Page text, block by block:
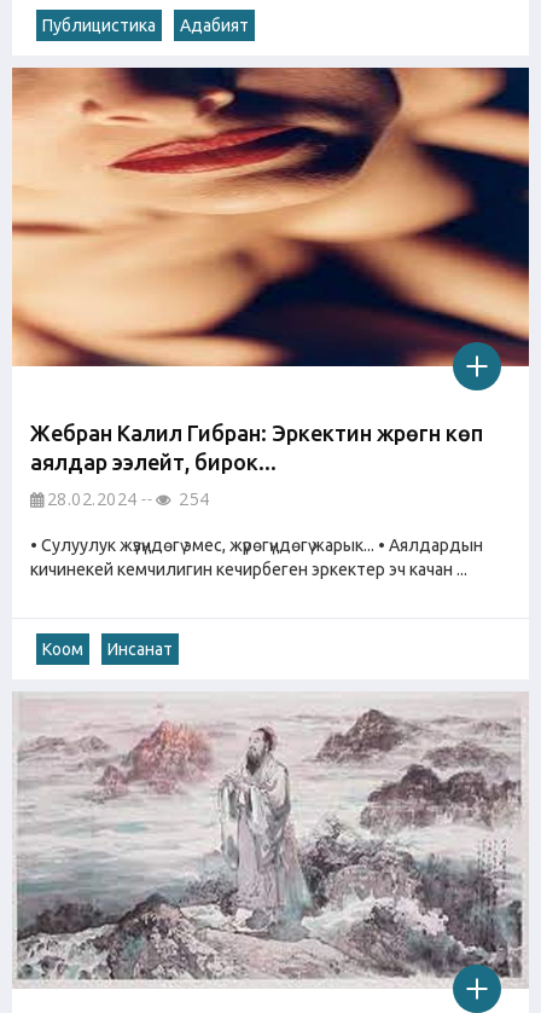
Публицистика Адабият
Жебран Калил Гибран: Эркектин жүрөгүн көп
аялдар ээлейт, бирок...
28.02.2024 254
• Сулуулук жүзүңдөгү эмес, жүрөгүңдөгү жарык... • Аялдардын
кичинекей кемчилигин кечирбеген эркектер эч качан ...
Коом Инсанат